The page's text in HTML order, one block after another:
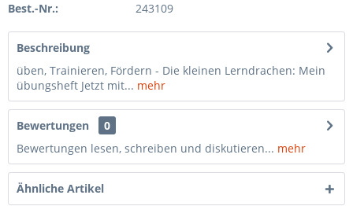
Best.-Nr.: 243109
Beschreibung
üben, Trainieren, Fördern - Die kleinen Lerndrachen: Mein
übungsheft Jetzt mit... mehr
Bewertungen
0
Bewertungen lesen, schreiben und diskutieren... mehr
Ähnliche Artikel